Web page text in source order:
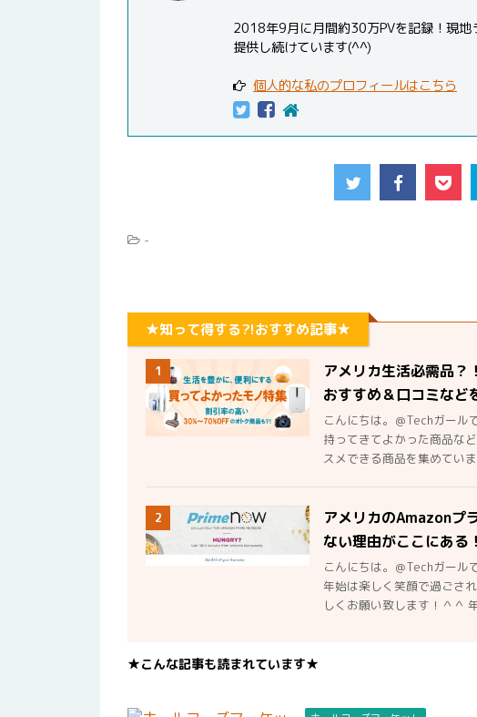
2018年9月に月間約30万PVを記録！現地
提供し続けています(^^)
個人的な私のプロフィールはこちら
-
★知って得する?!おすすめ記事★
1
アメリカ生活必需品
おすすめ＆口コミなど
こんにちは。＠Techガール
持ってきてよかった商品な
スメできる商品を集めてい
2
アメリカのAmazonプ
ない理由がここにある！
こんにちは。＠Techガール
年始は楽しく笑顔で過ごさ
しくお願い致します！＾＾
★こんな記事も読まれています★